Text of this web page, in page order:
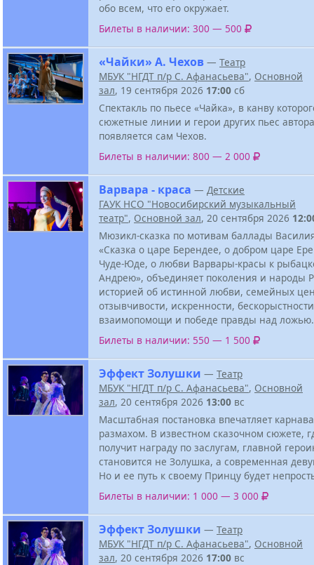
обо всем, что его окружает.
Билеты в наличии: 300 — 500
«Чайки» А. Чехов — Театр
МБУК "НГДТ п/р С. Афанасьева", Основной
зал, 19 сентября 2026 17:00 сб
Спектакль по пьесе «Чайка», в канву
сюжетные линии и герои других пьес
появляется сам Чехов.
Билеты в наличии: 800 — 2 000
Варвара - краса — Детские
ГАУК НСО "Новосибирский музыкальный
театр", Основной зал, 20 сентября 2026
Мюзикл-сказка по мотивам баллады
«Сказка о царе Берендее, о добром царе
Чуде-Юде, о любви Варвары-красы к
Андрею», объединяет поколения и народы
историей об истинной любви, семейных
отзывчивости, искренности,
взаимопомощи и победе правды над ложью.
Билеты в наличии: 550 — 1 500
Эффект Золушки — Театр
МБУК "НГДТ п/р С. Афанасьева", Основной
зал, 20 сентября 2026 13:00 вс
Масштабная постановка впечатляет
размахом. В известном сказочном сюжете,
получит награду по заслугам, главной
становится не Золушка, а современная
Но и ее путь к своему Принцу будет
Билеты в наличии: 1 000 — 3 000
Эффект Золушки — Театр
МБУК "НГДТ п/р С. Афанасьева", Основной
зал, 20 сентября 2026 17:00 вс